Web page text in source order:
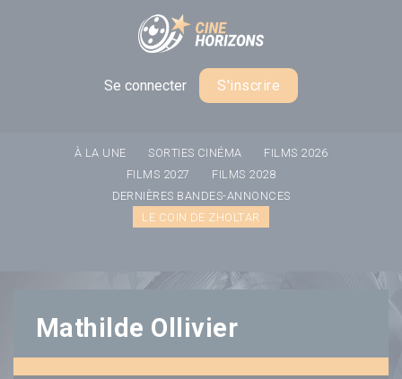
Se connecter S'inscrire
À LA UNE SORTIES CINÉMA
FILMS 2026
FILMS 2027
FILMS 2028
DERNIÈRES BANDES-ANNONCES
LE COIN DE ZHOLTAR
Mathilde Ollivier
Panneau de gestion des cookies